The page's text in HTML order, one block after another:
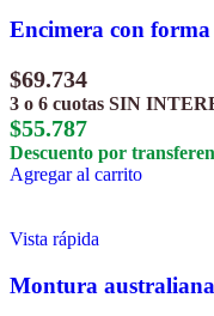
Encimera con
$69.734
3 o 6 cuotas SIN
$55.787
Descuento por
Agregar al carrito
Vista rápida
Montura